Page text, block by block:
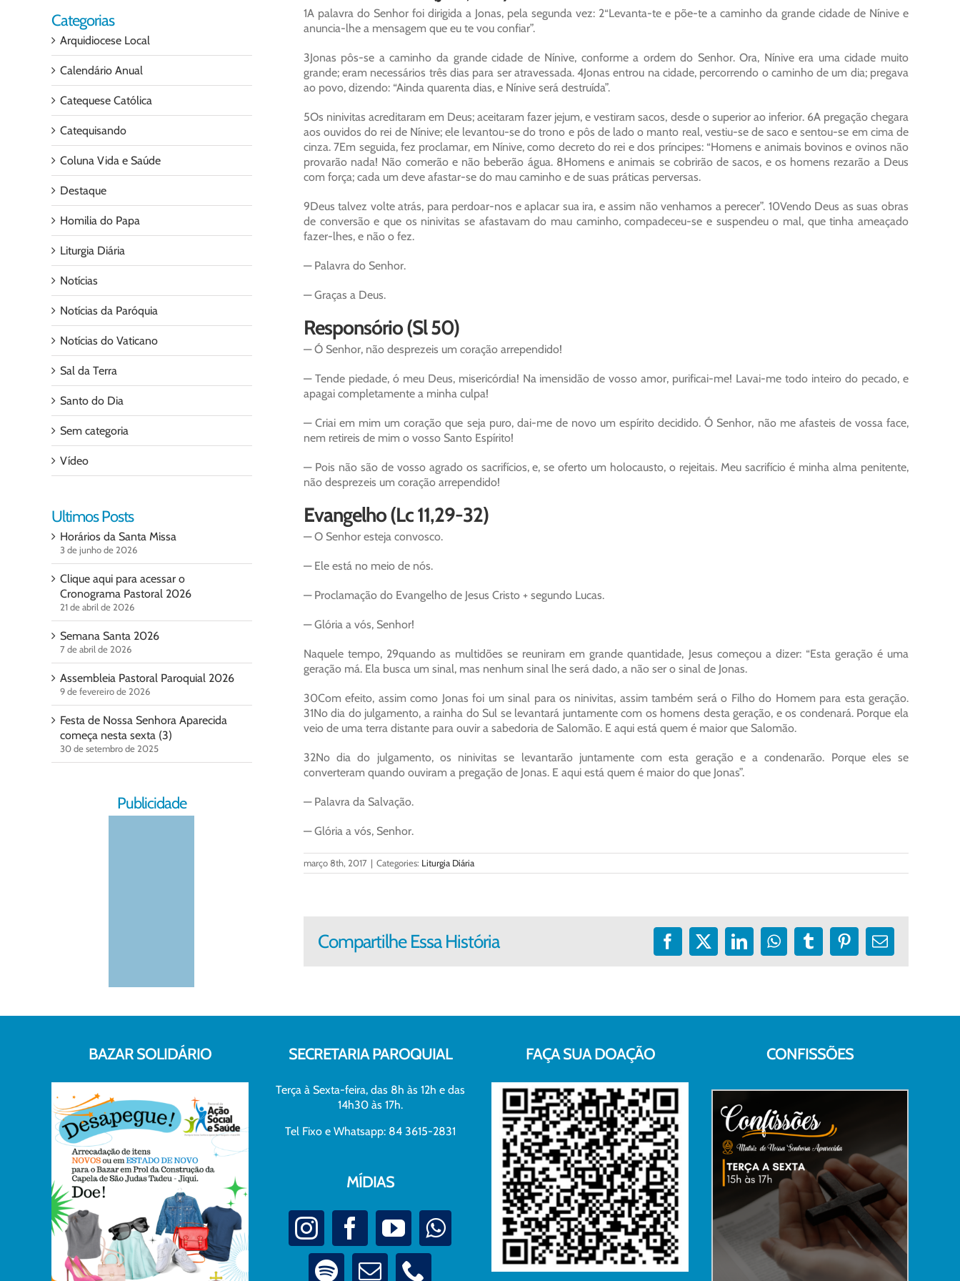
1A palavra do Senhor foi dirigida a Jonas, pela segunda vez: 2“Levanta-te e põe-te a caminho da grande cidade de Nínive e
anuncia-lhe a mensagem que eu te vou confiar”.
3Jonas pôs-se a caminho da grande cidade de Nínive, conforme a ordem do Senhor. Ora, Nínive era uma cidade muito
grande; eram necessários três dias para ser atravessada. 4Jonas entrou na cidade, percorrendo o caminho de um dia; pregava
ao povo, dizendo: “Ainda quarenta dias, e Nínive será destruída”.
5Os ninivitas acreditaram em Deus; aceitaram fazer jejum, e vestiram sacos, desde o superior ao inferior. 6A pregação chegara
aos ouvidos do rei de Nínive; ele levantou-se do trono e pôs de lado o manto real, vestiu-se de saco e sentou-se em cima de
cinza. 7Em seguida, fez proclamar, em Nínive, como decreto do rei e dos príncipes: “Homens e animais bovinos e ovinos não
provarão nada! Não comerão e não beberão água. 8Homens e animais se cobrirão de sacos, e os homens rezarão a Deus
com força; cada um deve afastar-se do mau caminho e de suas práticas perversas.
9Deus talvez volte atrás, para perdoar-nos e aplacar sua ira, e assim não venhamos a perecer”. 10Vendo Deus as suas obras
de conversão e que os ninivitas se afastavam do mau caminho, compadeceu-se e suspendeu o mal, que tinha ameaçado
fazer-lhes, e não o fez.
— Palavra do Senhor.
— Graças a Deus.
Responsório (Sl 50)
— Ó Senhor, não desprezeis um coração arrependido!
— Tende piedade, ó meu Deus, misericórdia! Na imensidão de vosso amor, purificai-me! Lavai-me todo inteiro do pecado, e
apagai completamente a minha culpa!
— Criai em mim um coração que seja puro, dai-me de novo um espírito decidido. Ó Senhor, não me afasteis de vossa face,
nem retireis de mim o vosso Santo Espírito!
— Pois não são de vosso agrado os sacrifícios, e, se oferto um holocausto, o rejeitais. Meu sacrifício é minha alma penitente,
não desprezeis um coração arrependido!
Evangelho (Lc 11,29-32)
— O Senhor esteja convosco.
— Ele está no meio de nós.
— Proclamação do Evangelho de Jesus Cristo + segundo Lucas.
— Glória a vós, Senhor!
Naquele tempo, 29quando as multidões se reuniram em grande quantidade, Jesus começou a dizer: “Esta geração é uma
geração má. Ela busca um sinal, mas nenhum sinal lhe será dado, a não ser o sinal de Jonas.
30Com efeito, assim como Jonas foi um sinal para os ninivitas, assim também será o Filho do Homem para esta geração.
31No dia do julgamento, a rainha do Sul se levantará juntamente com os homens desta geração, e os condenará. Porque ela
veio de uma terra distante para ouvir a sabedoria de Salomão. E aqui está quem é maior que Salomão.
32No dia do julgamento, os ninivitas se levantarão juntamente com esta geração e a condenarão. Porque eles se
converteram quando ouviram a pregação de Jonas. E aqui está quem é maior do que Jonas”.
— Palavra da Salvação.
— Glória a vós, Senhor.
março 8th, 2017 | Categories: Liturgia Diária
Compartilhe Essa História Facebook
X LinkedInWhatsApp
TumblrPinterest
E-
Categorias
Arquidiocese Local
Calendário Anual
Catequese Católica
Catequisando
Coluna Vida e Saúde
Destaque
Homilia do Papa
Liturgia Diária
Notícias
Notícias da Paróquia
Notícias do Vaticano
Sal da Terra
Santo do Dia
Sem categoria
Vídeo
Ultimos Posts
Horários da Santa Missa
3 de junho de 2026
Clique aqui para acessar o
Cronograma Pastoral 2026
21 de abril de 2026
Semana Santa 2026
7 de abril de 2026
Assembleia Pastoral Paroquial 2026
9 de fevereiro de 2026
Festa de Nossa Senhora Aparecida
começa nesta sexta (3)
30 de setembro de 2025
Publicidade
BAZAR SOLIDÁRIO SECRETARIA PAROQUIAL
Terça à Sexta-feira, das 8h às 12h e das
14h30 às 17h.
Tel Fixo e Whatsapp: 84 3615-2831
MÍDIAS
FAÇA SUA DOAÇÃO CONFISSÕES